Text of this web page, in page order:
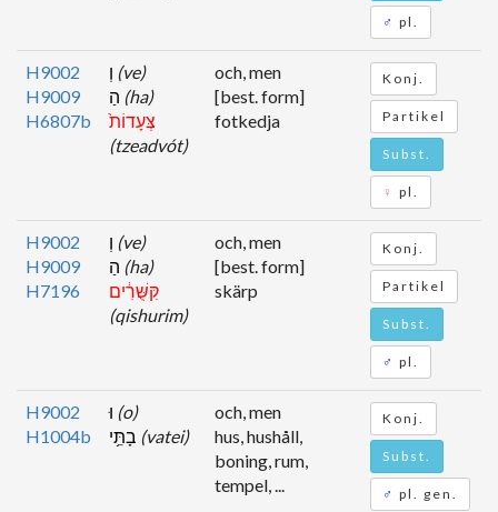
♂ pl.
H9002
H9009
H6807b
(ve)
(ha)
צְּעָדוֹת֙
(tzeadvót)
och, men
[best. form]
fotkedja
Konj.
Partikel
Subst.
♀ pl.
H9002
H9009
H7196
(ve)
(ha)
קִּשֻּׁרִ֔ים
(qishurim)
och, men
[best. form]
skärp
Konj.
Partikel
Subst.
♂ pl.
H9002
H1004b
(o)
(vatei)
och, men
hus, hushåll,
boning, rum,
tempel, ...
Konj.
Subst.
♂ pl. gen.